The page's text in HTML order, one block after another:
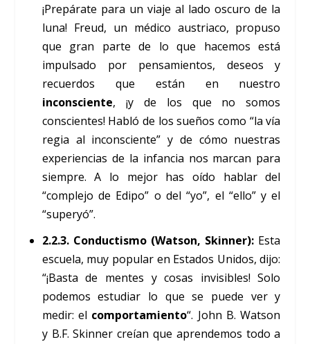
¡Prepárate para un viaje al lado oscuro de la
luna! Freud, un médico austriaco, propuso
que gran parte de lo que hacemos está
impulsado por pensamientos, deseos y
recuerdos que están en nuestro
inconsciente, ¡y de los que no somos
conscientes! Habló de los sueños como “la vía
regia al inconsciente” y de cómo nuestras
experiencias de la infancia nos marcan para
siempre. A lo mejor has oído hablar del
“complejo de Edipo” o del “yo”, el “ello” y el
“superyó”.
2.2.3. Conductismo (Watson, Skinner): Esta
escuela, muy popular en Estados Unidos, dijo:
“¡Basta de mentes y cosas invisibles! Solo
podemos estudiar lo que se puede ver y
medir: el comportamiento“. John B. Watson
y B.F. Skinner creían que aprendemos todo a